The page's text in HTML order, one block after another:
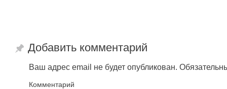
Добавить комментарий
Ваш адрес email не будет опубликован.
Комментарий